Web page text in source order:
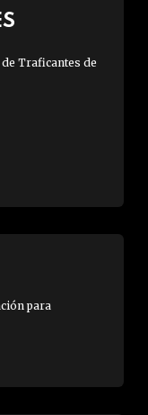
Traficantes de
para